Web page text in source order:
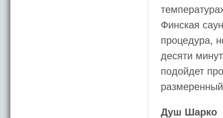
Финская
процедура,
десяти
подойдет
Душ Шарко